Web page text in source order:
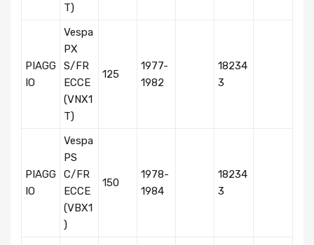
T)
PIAGG
IO
Vespa
PX
S/FR
ECCE
(VNX1
T)
125
1977-
1982
18234
3
PIAGG
IO
Vespa
PS
C/FR
ECCE
(VBX1
)
150
1978-
1984
18234
3